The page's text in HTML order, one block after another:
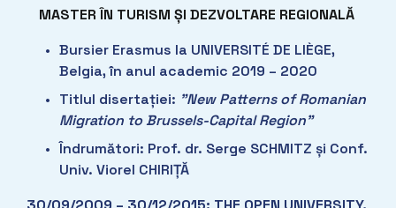
MASTER ÎN TURISM ȘI DEZVOLTARE REGIONALĂ
Bursier Erasmus la UNIVERSITÉ DE LIÈGE,
Belgia, în anul academic 2019 – 2020
Titlul disertației: ”New Patterns of Romanian
Migration to Brussels-Capital Region”
Îndrumători: Prof. dr. Serge SCHMITZ și Conf.
Univ. Viorel CHIRIȚĂ